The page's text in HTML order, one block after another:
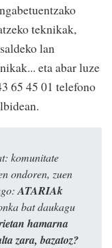
teknikak,
lan
eta abar luze
65 45 01 telefono
komunitate
ondoren, zuen
ATARIAk
bat daukagu
hamarna
zara, bazatoz?